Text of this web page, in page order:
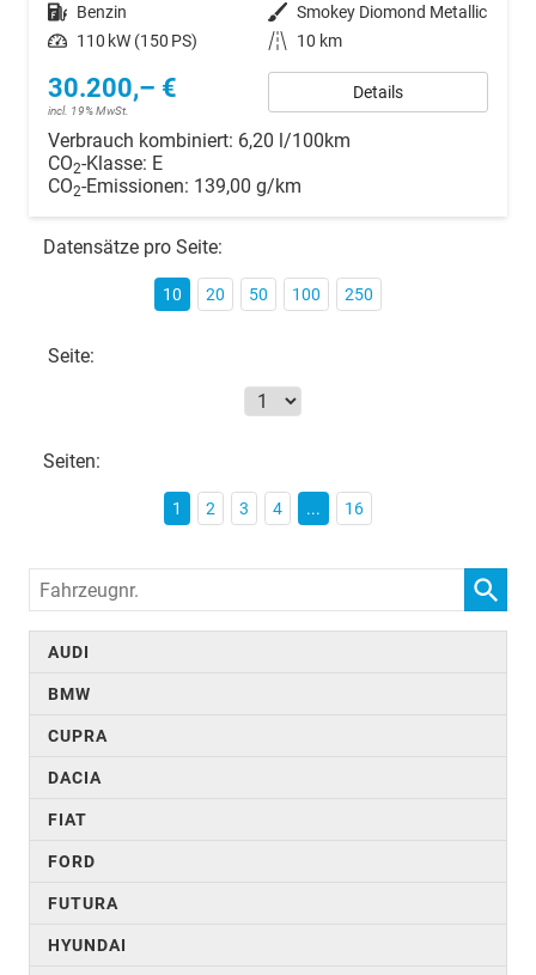
Kraftstoff Benzin Außenfarbe Smokey Diomond Metallic
Leistung 110 kW (150 PS) Kilometerstand 10 km
30.200,– €
incl. 19% MwSt.
Details
Verbrauch kombiniert: 6,20 l/100km
CO2-Klasse: E
CO2-Emissionen: 139,00 g/km
Datensätze pro Seite:
10 20 50 100 250
Seite:
Seiten:
1 2 3 4 ... 16
Fahrzeugnr.
AUDI
BMW
CUPRA
DACIA
FIAT
FORD
FUTURA
HYUNDAI